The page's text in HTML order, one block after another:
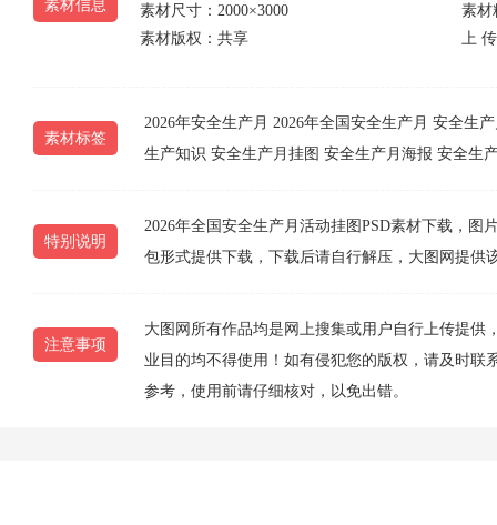
素材信息
素材尺寸：2000×3000
素材
素材版权：共享
上
素材标签
2026年安全生产月 2026年全国安全生产月 安全生
生产知识 安全生产月挂图 安全生产月海报 安全生
特别说明
2026年全国安全生产月活动挂图PSD素材下载，图
包形式提供下载，下载后请自行解压，大图网提供
注意事项
大图网所有作品均是网上搜集或用户自行上传提
业目的均不得使用！如有侵犯您的版权，请及时联
参考，使用前请仔细核对，以免出错。